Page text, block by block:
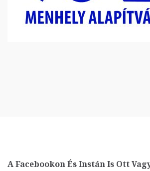
A Facebookon És Instán Is Ott